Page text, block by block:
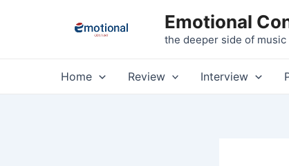
Emotional
the deeper side of music
Home Review Interview